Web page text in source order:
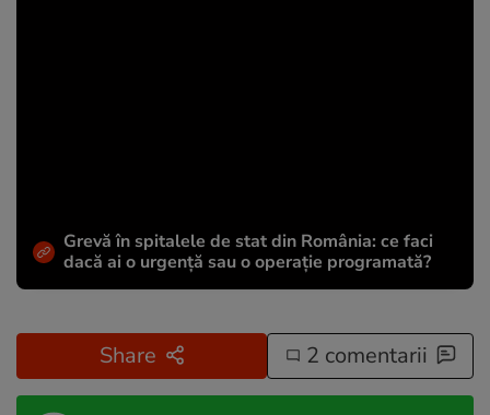
Grevă în spitalele de stat din România: ce faci
dacă ai o urgență sau o operație programată?
Share 2 comentarii